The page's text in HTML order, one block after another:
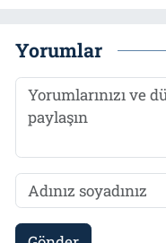
Yorumlar